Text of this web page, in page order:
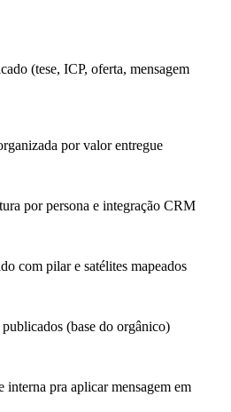
(tese, ICP, oferta, mensagem
por valor entregue
por persona e integração CRM
com pilar e satélites mapeados
(base do orgânico)
interna pra aplicar mensagem em